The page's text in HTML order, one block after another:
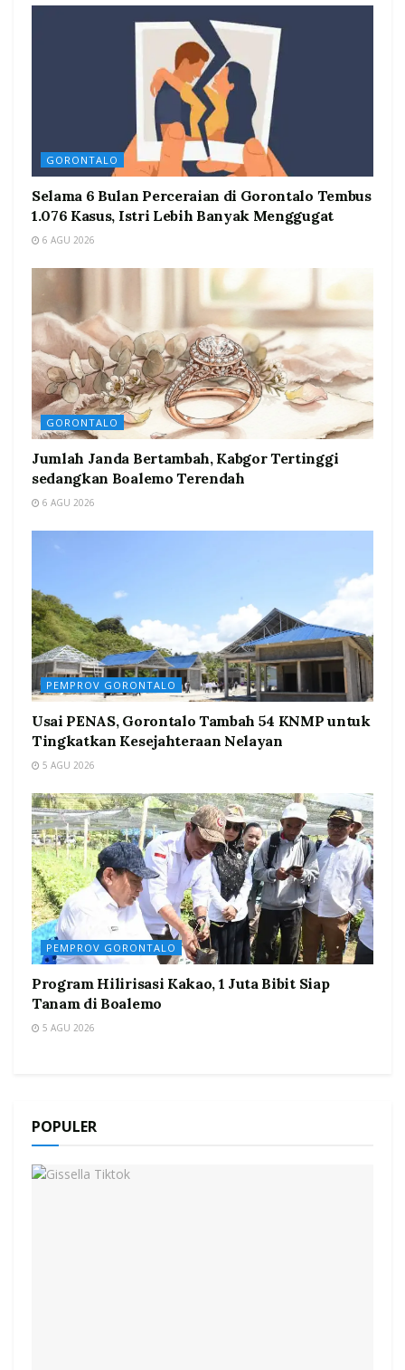
GORONTALO
Selama 6 Bulan Perceraian di Gorontalo Tembus
1.076 Kasus, Istri Lebih Banyak Menggugat
6 AGU 2026
GORONTALO
Jumlah Janda Bertambah, Kabgor Tertinggi
sedangkan Boalemo Terendah
6 AGU 2026
PEMPROV GORONTALO
Usai PENAS, Gorontalo Tambah 54 KNMP untuk
Tingkatkan Kesejahteraan Nelayan
5 AGU 2026
PEMPROV GORONTALO
Program Hilirisasi Kakao, 1 Juta Bibit Siap
Tanam di Boalemo
5 AGU 2026
POPULER